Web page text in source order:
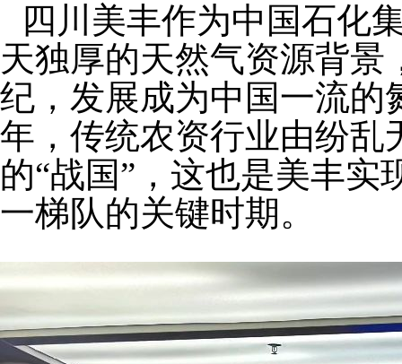
四川美丰作为中国石化
天独厚的天然气资源背
纪，发展成为中国一流的
年，传统农资行业由纷乱
的“战国”，这也是美丰
一梯队的关键时期。